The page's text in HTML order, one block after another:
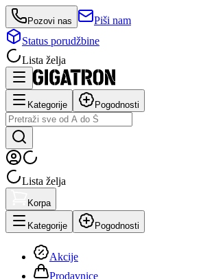
Pozovi nas
Piši nam
Status porudžbine
Lista želja
Kategorije Pogodnosti
Lista želja
Korpa
Kategorije Pogodnosti
Akcije
Prodavnice